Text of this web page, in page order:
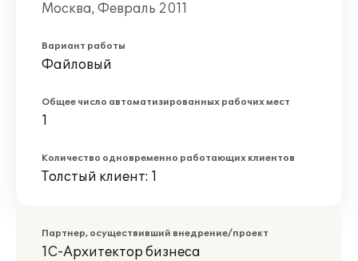
Москва, Февраль 2011
Вариант работы
Файловый
Общее число автоматизированных рабочих мест
1
Количество одновременно работающих клиентов
Толстый клиент: 1
Партнер, осуществивший внедрение/проект
1С-Архитектор бизнеса